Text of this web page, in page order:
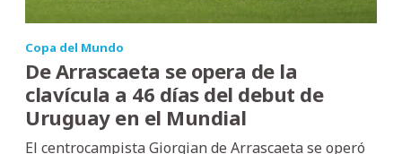
Copa del Mundo
De Arrascaeta se opera de la
clavícula a 46 días del debut de
Uruguay en el Mundial
El centrocampista Giorgian de Arrascaeta se operó